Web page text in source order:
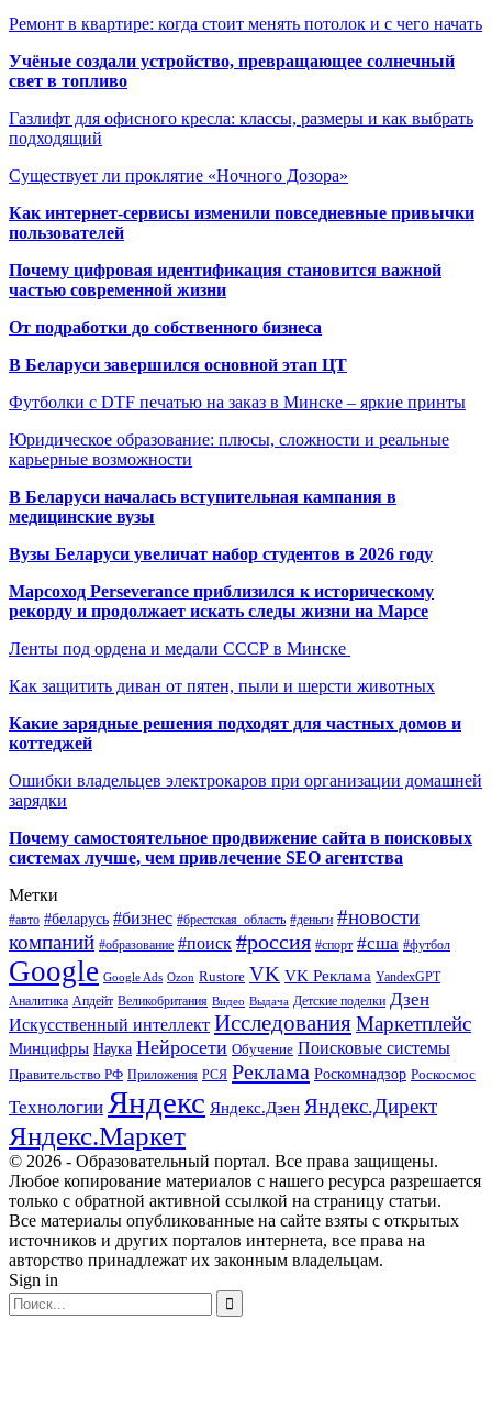
Ремонт в квартире: когда стоит менять потолок и с чего начать
Учёные создали устройство, превращающее солнечный
свет в топливо
Газлифт для офисного кресла: классы, размеры и как выбрать
подходящий
Существует ли проклятие «Ночного Дозора»
Как интернет-сервисы изменили повседневные привычки
пользователей
Почему цифровая идентификация становится важной
частью современной жизни
От подработки до собственного бизнеса
В Беларуси завершился основной этап ЦТ
Футболки с DTF печатью на заказ в Минске – яркие принты
Юридическое образование: плюсы, сложности и реальные
карьерные возможности
В Беларуси началась вступительная кампания в
медицинские вузы
Вузы Беларуси увеличат набор студентов в 2026 году
Марсоход Perseverance приблизился к историческому
рекорду и продолжает искать следы жизни на Марсе
Ленты под ордена и медали СССР в Минске
Как защитить диван от пятен, пыли и шерсти животных
Какие зарядные решения подходят для частных домов и
коттеджей
Ошибки владельцев электрокаров при организации домашней
зарядки
Почему самостоятельное продвижение сайта в поисковых
системах лучше, чем привлечение SEO агентства
Метки
#авто #беларусь #бизнес #брестская_область #деньги #новости
компаний #образование #поиск #россия #спорт #сша #футбол
Google Google Ads Ozon Rustore VK VK Реклама YandexGPT
Аналитика Апдейт Великобритания Видео Выдача Детские поделки Дзен
Искусственный интеллект ИсследованияМаркетплейс
Минцифры Наука Нейросети Обучение Поисковые системы
Правительство РФ Приложения РСЯ Реклама Роскомнадзор Роскосмос
Технологии Яндекс Яндекс.Дзен Яндекс.Директ
Яндекс.Маркет
© 2026 - Образовательный портал. Все права защищены.
Любое копирование материалов с нашего ресурса разрешается
только с обратной активной ссылкой на страницу статьи.
Все материалы опубликованные на сайте взяты с открытых
источников и других порталов интернета, все права на
авторство принадлежат их законным владельцам.
Sign in